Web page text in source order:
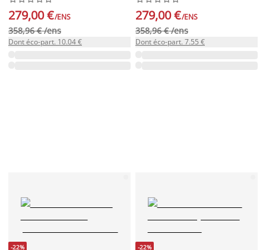
279,00 €/ENS
358,96 € /ens
Dont éco-part. 10.04 €
279,00 €/ENS
358,96 € /ens
Dont éco-part. 7.55 €
-22% -22%